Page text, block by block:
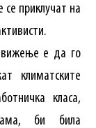
приклучат на
е да го
климатските
класа,
би била